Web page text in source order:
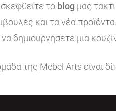
το blog μας
και τα νέα
να δημιουργήσετε μια
της Mebel Arts είναι